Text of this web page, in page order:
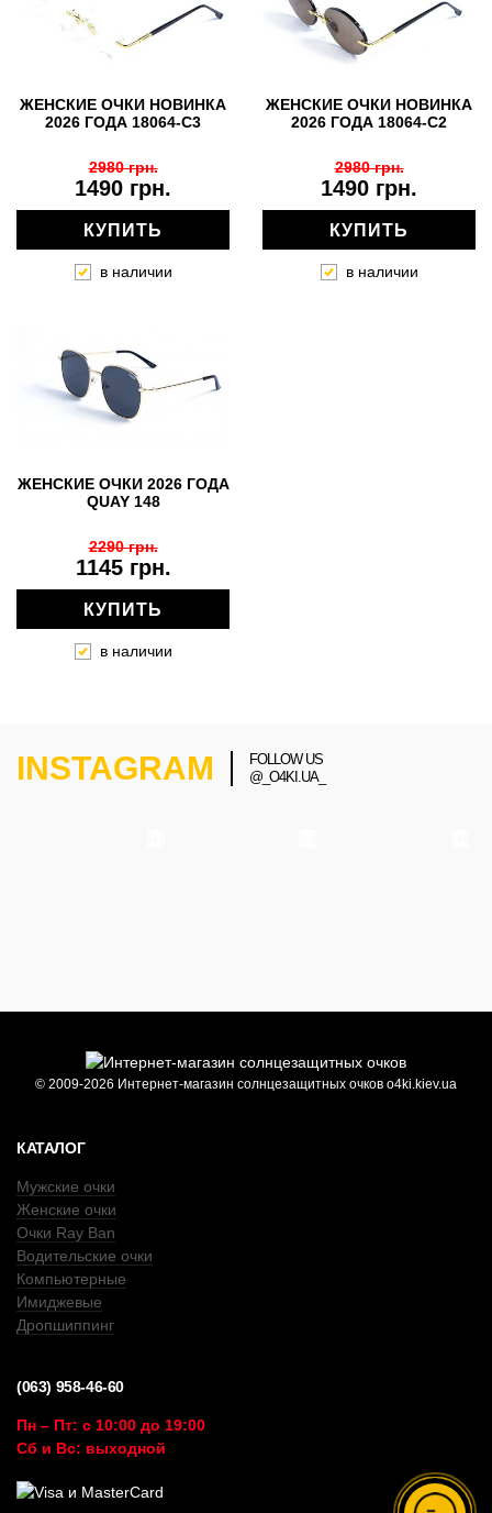
ЖЕНСКИЕ ОЧКИ НОВИНКА
2026 ГОДА 18064-C3
1490 грн.
2980 грн.
КУПИТЬ
в наличии
ЖЕНСКИЕ ОЧКИ НОВИНКА
2026 ГОДА 18064-C2
1490 грн.
2980 грн.
КУПИТЬ
в наличии
ЖЕНСКИЕ ОЧКИ 2026 ГОДА
QUAY 148
1145 грн.
2290 грн.
КУПИТЬ
в наличии
INSTAGRAM
FOLLOW US
@_O4KI.UA_
© 2009-2026 Интернет-магазин солнцезащитных очков o4ki.kiev.ua
КАТАЛОГ
Мужские очки
Женские очки
Очки Ray Ban
Водительские очки
Компьютерные
Имиджевые
Дропшиппинг
(063) 958-46-60
Пн – Пт: с 10:00 до 19:00
Сб и Вс: выходной